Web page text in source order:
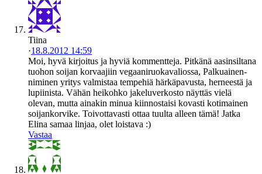
Tiina
·18.8.2012 14:59
Moi, hyvä kirjoitus ja hyviä kommentteja. Pitkänä aasinsiltana
tuohon soijan korvaajiin vegaaniruokavaliossa, Palkuainen-
niminen yritys valmistaa tempehiä härkäpavusta, herneestä ja
lupiinista. Vähän heikohko jakeluverkosto näyttäs vielä
olevan, mutta ainakin minua kiinnostaisi kovasti kotimainen
soijankorvike. Toivottavasti ottaa tuulta alleen tämä! Jatka
Elina samaa linjaa, olet loistava :)
Vastaa